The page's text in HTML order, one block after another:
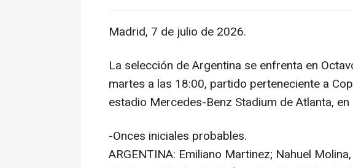
Madrid, 7 de julio de 2026.
La selección de Argentina se enfrenta en
martes a las 18:00, partido perteneciente a
estadio Mercedes-Benz Stadium de Atlanta, en
-Onces iniciales probables.
ARGENTINA: Emiliano Martinez; Nahuel